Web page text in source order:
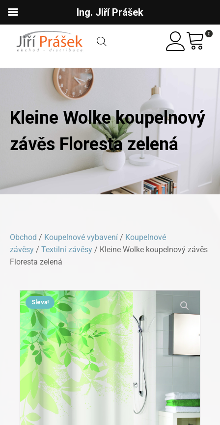
0
Kleine Wolke koupelnový
závěs Floresta zelená
Obchod / Koupelnové vybavení / Koupelnové
závěsy / Textilní závěsy / Kleine Wolke koupelnový závěs
Floresta zelená
Sleva!
Ing. Jiří Prášek